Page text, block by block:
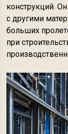
конструкций.
с другими
больших
при